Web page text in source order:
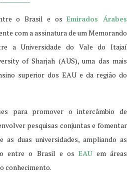
o Brasil e osEmirados Árabes
com a assinatura de um Memorando
a Universidade do Vale do Itajaí
of Sharjah (AUS), uma das mais
superior dos EAU e da região do
para promover o intercâmbio de
pesquisas conjuntas e fomentar
as duas universidades, ampliando as
entre o Brasil e os EAU em áreas
conhecimento.